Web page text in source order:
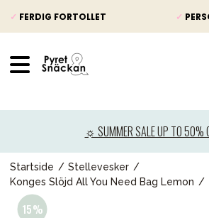
✓ FERDIG FORTOLLET ✓
☼ SUMMER SALE UP TO 50%
Startside
Stellevesker
Konges Slöjd All You Need Bag Lemon
Barnevogner
Bilstol